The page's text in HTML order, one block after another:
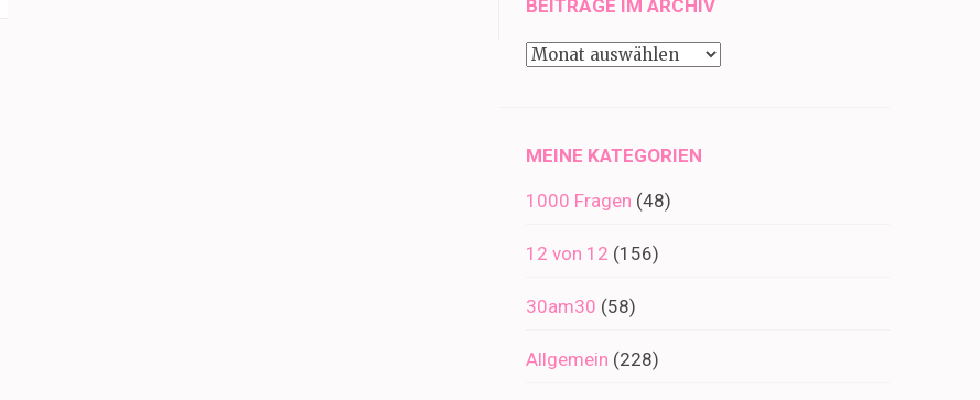
BEITRÄGE IM ARCHIV
Beiträge
MEINE KATEGORIEN
1000 Fragen (48)
12 von 12 (156)
30am30 (58)
Allgemein (228)